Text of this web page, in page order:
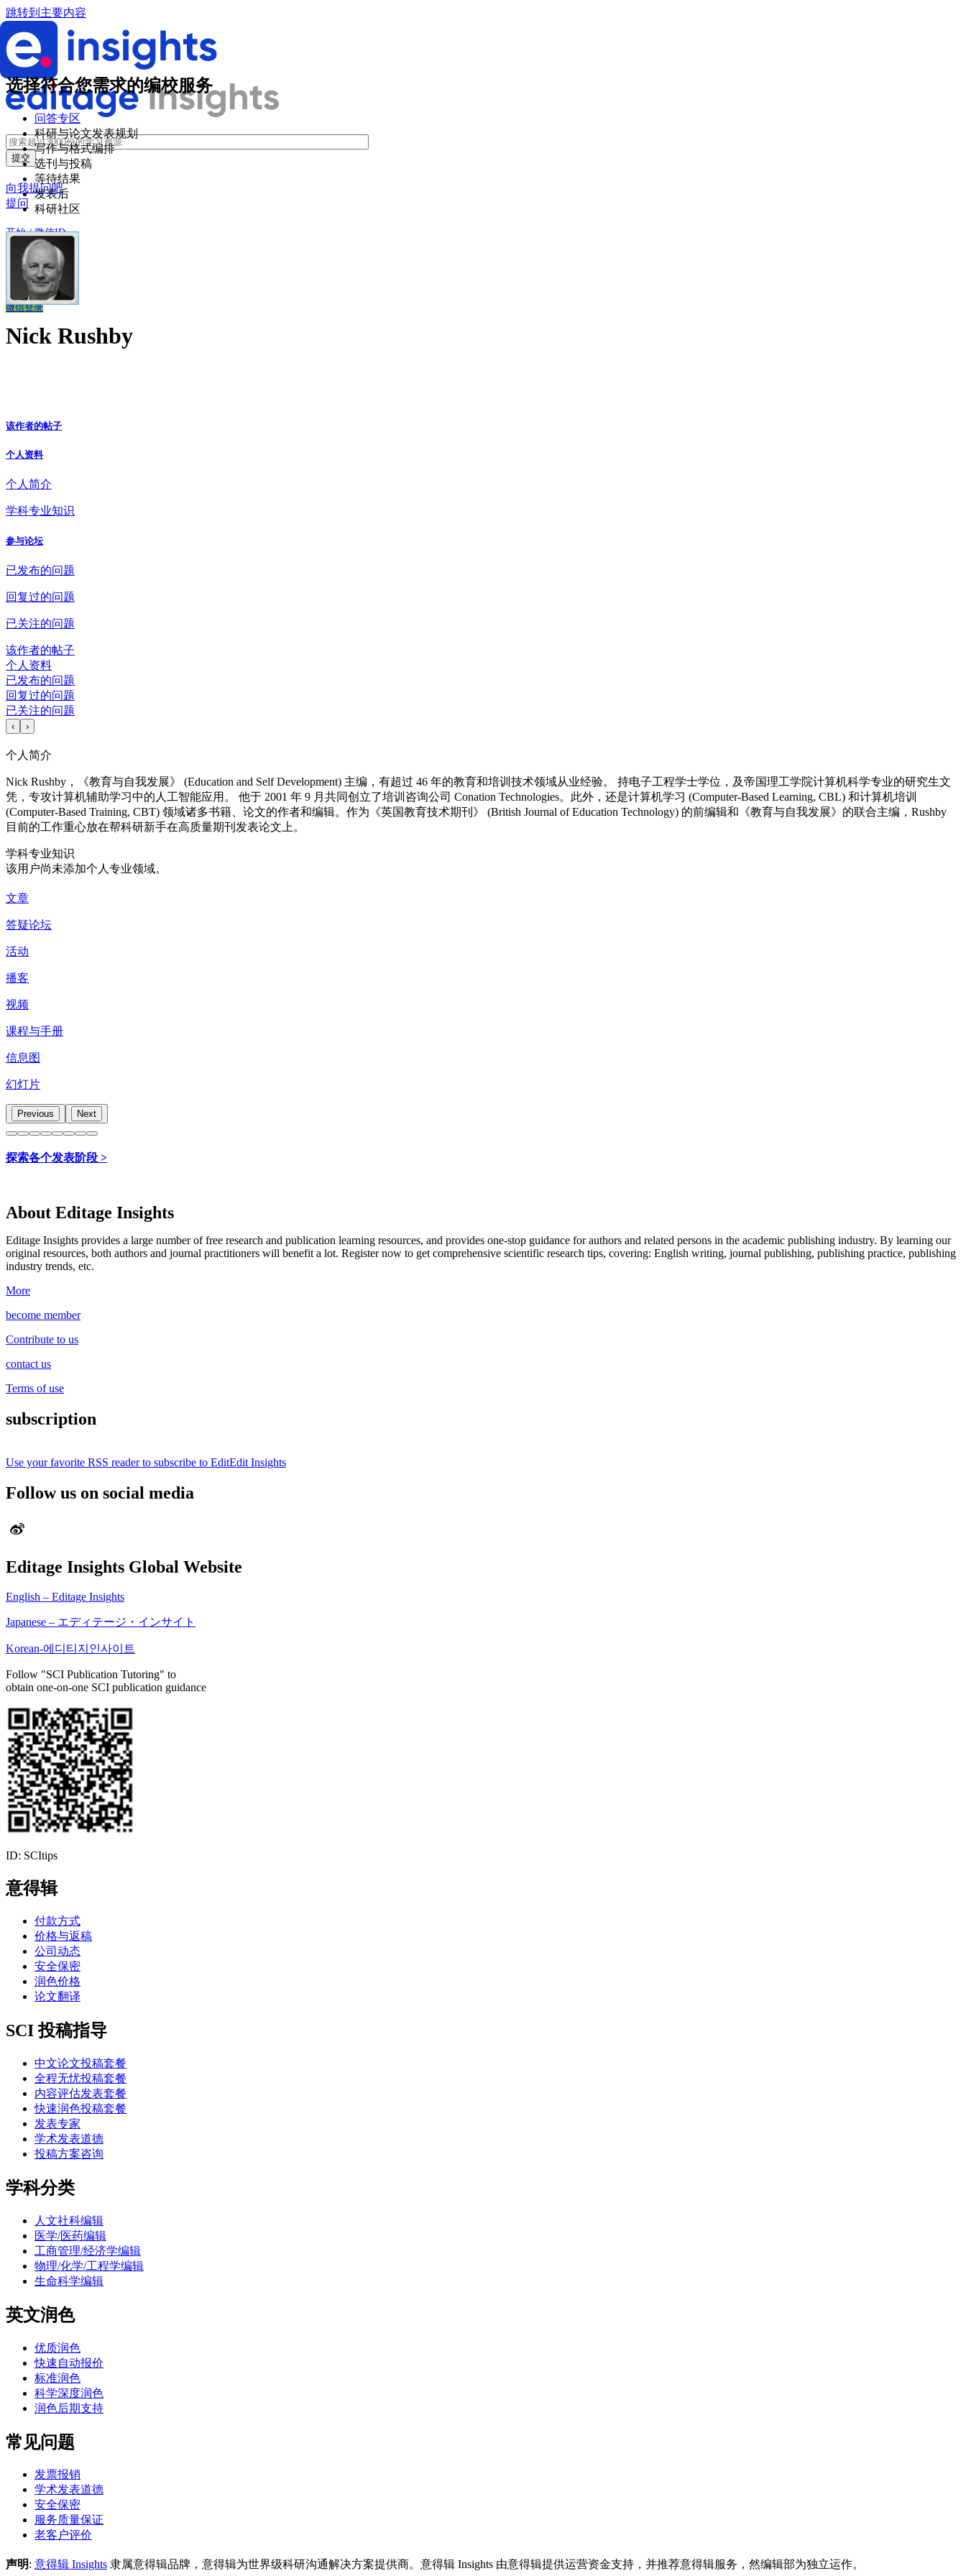
跳转到主要内容
向我提问吧
提问
开始 / 微信ID
登录 创建账户
微信登录
选择符合您需求的编校服务
问答专区
科研与论文发表规划
写作与格式编排
选刊与投稿
等待结果
发表后
科研社区
Nick Rushby
该作者的帖子
个人资料
个人简介
学科专业知识
参与论坛
已发布的问题
回复过的问题
已关注的问题
该作者的帖子
个人资料
已发布的问题
回复过的问题
已关注的问题
‹ ›
个人简介
Nick Rushby，《教育与自我发展》 (Education and Self Development) 主编，有超过 46 年的教育和培训技术领域从业经验。 持电子工程学士学位，及帝国理工学院计算机科学专业的研究生文
凭，专攻计算机辅助学习中的人工智能应用。 他于 2001 年 9 月共同创立了培训咨询公司 Conation Technologies。此外，还是计算机学习 (Computer-Based Learning, CBL) 和计算机培训
(Computer-Based Training, CBT) 领域诸多书籍、论文的作者和编辑。作为《英国教育技术期刊》 (British Journal of Education Technology) 的前编辑和《教育与自我发展》的联合主编，Rushby
目前的工作重心放在帮科研新手在高质量期刊发表论文上。
学科专业知识
该用户尚未添加个人专业领域。
文章
答疑论坛
活动
播客
视频
课程与手册
信息图
幻灯片
Previous Next
探索各个发表阶段 >
About Editage Insights
Editage Insights provides a large number of free research and publication learning resources, and provides one-stop guidance for authors and related persons in the academic publishing industry. By learning our
original resources, both authors and journal practitioners will benefit a lot. Register now to get comprehensive scientific research tips, covering: English writing, journal publishing, publishing practice, publishing
industry trends, etc.
More
become member
Contribute to us
contact us
Terms of use
subscription
Use your favorite RSS reader to subscribe to EditEdit Insights
Follow us on social media
Editage Insights Global Website
English – Editage Insights
Japanese – エディテージ・インサイト
Korean-에디티지인사이트
Follow "SCI Publication Tutoring" to
obtain one-on-one SCI publication guidance
ID: SCItips
意得辑
付款方式
价格与返稿
公司动态
安全保密
润色价格
论文翻译
SCI 投稿指导
中文论文投稿套餐
全程无忧投稿套餐
内容评估发表套餐
快速润色投稿套餐
发表专家
学术发表道德
投稿方案咨询
学科分类
人文社科编辑
医学/医药编辑
工商管理/经济学编辑
物理/化学/工程学编辑
生命科学编辑
英文润色
优质润色
快速自动报价
标准润色
科学深度润色
润色后期支持
常见问题
发票报销
学术发表道德
安全保密
服务质量保证
老客户评价
声明: 意得辑 Insights 隶属意得辑品牌，意得辑为世界级科研沟通解决方案提供商。意得辑 Insights 由意得辑提供运营资金支持，并推荐意得辑服务，然编辑部为独立运作。